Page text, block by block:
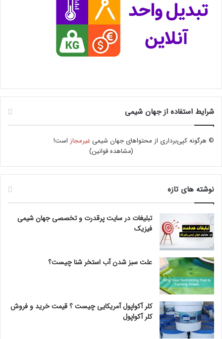
شرایط استفاده از جهان شیمی
© هرگونه کپی‌برداری از محتواهای جهان شیمیغیرمجاز است!
(مشاهده قوانین)
نوشته های تازه
تبلیغات در سایت پرقدرت و تخصصی جهان شیمی
فیزیک
علت سبز شدن آب استخر شنا چیست؟
کلر آکواپول آمریکایی چیست ؟ قیمت خرید و فروش
کلر آکواپول